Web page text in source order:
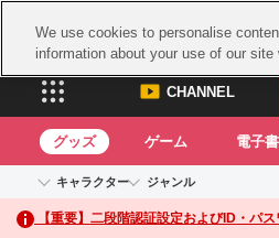
CHANNEL
CHANNEL
グッズ ゲーム 電子
キャラクター
アイドルマスターシ
ジャンル
イベント
【重要】二段階認証設定およびID・パ
We use cookies to personalise
information about your use of our